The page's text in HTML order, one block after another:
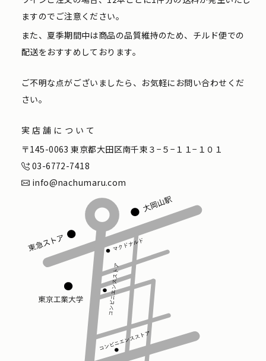
ますのでご注意ください。
また、夏季期間中は商品の品質維持のため、チルド便での
配送をおすすめしております。
ご不明な点がございましたら、お気軽にお問い合わせくだ
さい。
実店舗について
〒145-0063 東京都大田区南千束３−５−１１−１０１
03-6772-7418
info@nachumaru.com